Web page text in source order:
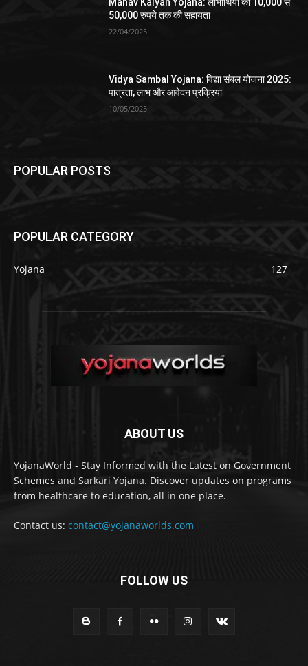
Manav Kalyan Yojana: लाभार्थियों को 10,000 से
50,000 रुपये तक की सहायता
22/04/2025
Vidya Sambal Yojana: विद्या संबल योजना 2025:
पात्रता, लाभ और आवेदन प्रक्रिया
10/05/2025
POPULAR POSTS
POPULAR CATEGORY
Yojana 127
ABOUT US
YojanaWorld - Stay Informed with the Latest on Government
Schemes and Sarkari Yojana. Discover updates on programs
from healthcare to education, all in one place.
Contact us: contact@yojanaworlds.com
FOLLOW US